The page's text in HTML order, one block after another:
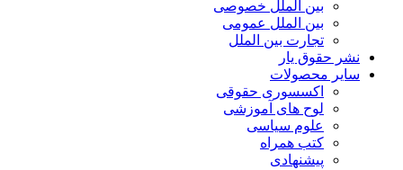
بین الملل خصوصی
بین الملل عمومی
تجارت بین الملل
نشر حقوق یار
سایر محصولات
اکسسوری حقوقی
لوح های آموزشی
علوم سیاسی
کتب همراه
پیشنهادی